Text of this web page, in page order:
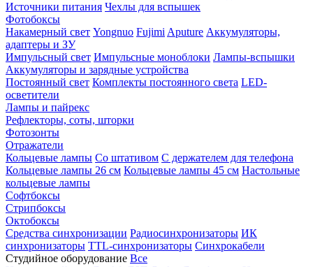
Источники питания Чехлы для вспышек
Фотобоксы
Накамерный свет Yongnuo Fujimi Aputure Аккумуляторы,
адаптеры и ЗУ
Импульсный свет Импульсные моноблоки Лампы-вспышки
Аккумуляторы и зарядные устройства
Постоянный свет Комплекты постоянного света LED-
осветители
Лампы и пайрекс
Рефлекторы, соты, шторки
Фотозонты
Отражатели
Кольцевые лампы Со штативом С держателем для телефона
Кольцевые лампы 26 см Кольцевые лампы 45 см Настольные
кольцевые лампы
Софтбоксы
Стрипбоксы
Октобоксы
Средства синхронизации Радиосинхронизаторы ИК
синхронизаторы TTL-синхронизаторы Синхрокабели
Студийное оборудование Все